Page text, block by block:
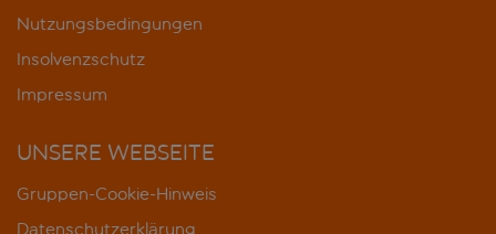
Nutzungsbedingungen
Insolvenzschutz
Impressum
UNSERE WEBSEITE
Gruppen-Cookie-Hinweis
Datenschutzerklärung